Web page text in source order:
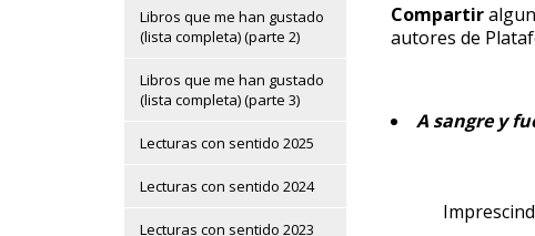
Libros que me han gustado
(lista completa) (parte 2)
Libros que me han gustado
(lista completa) (parte 3)
Lecturas con sentido 2025
Lecturas con sentido 2024
Lecturas con sentido 2023
Compartir
autores de
A sangre y